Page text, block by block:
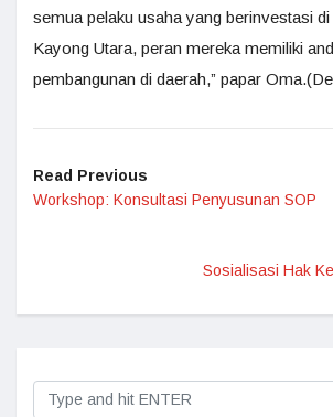
semua pelaku usaha yang berinvestasi di
Kayong Utara, peran mereka memiliki
pembangunan di daerah,” papar
Read Previous
Workshop: Konsultasi Penyusunan SOP
Sosialisasi Hak